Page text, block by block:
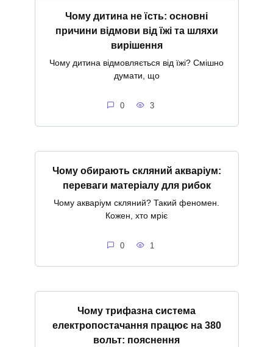
Чому дитина не їсть: основні
причини відмови від їжі та шляхи
вирішення
Чому дитина відмовляється від їжі? Смішно
думати, що
0 3
Чому обирають скляний акваріум:
переваги матеріалу для рибок
Чому акваріум скляний? Такий феномен.
Кожен, хто мріє
0 1
Чому трифазна система
електропостачання працює на 380
вольт: пояснення